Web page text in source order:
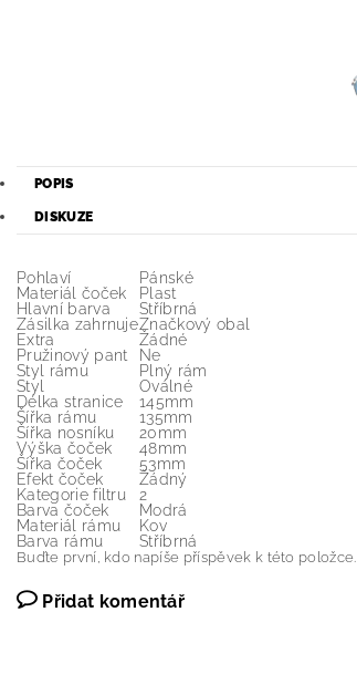
POPIS
DISKUZE
Pohlaví
Pánské
Materiál čoček
Plast
Hlavní barva
Stříbrná
Zásilka zahrnujeZnačkový obal
Extra
Žádné
Pružinový pant
Ne
Styl rámu
Plný rám
Styl
Oválné
Délka stranice
145mm
Šířka rámu
135mm
Šířka nosníku
20mm
Výška čoček
48mm
Šířka čoček
53mm
Efekt čoček
Žádný
Kategorie filtru
2
Barva čoček
Modrá
Materiál rámu
Kov
Barva rámu
Stříbrná
Buďte první, kdo napíše příspěvek k této položce.
Přidat komentář